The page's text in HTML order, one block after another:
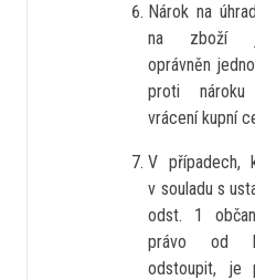
Nárok na
na zboží
oprávněn
proti
vrácení kupní
V případech,
v souladu s
odst. 1
právo od
odstoupit, je